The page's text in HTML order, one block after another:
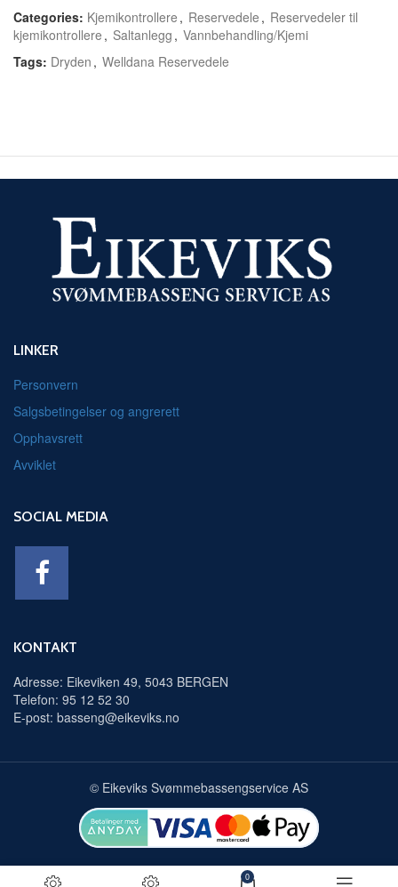
Categories: Kjemikontrollere , Reservedele , Reservedeler til
kjemikontrollere , Saltanlegg , Vannbehandling/Kjemi
Tags: Dryden , Welldana Reservedele
LINKER
Personvern
Salgsbetingelser og angrerett
Opphavsrett
Avviklet
SOCIAL MEDIA
KONTAKT
Adresse: Eikeviken 49, 5043 BERGEN
Telefon: 95 12 52 30
E-post: basseng@eikeviks.no
© Eikeviks Svømmebassengservice AS
0